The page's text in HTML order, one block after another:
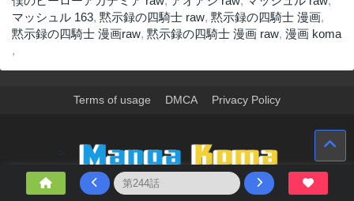
マッシュル 163, 黙示録の四騎士 raw, 黙示録の四騎士 漫画,
黙示録の四騎士 漫画raw, 黙示録の四騎士 漫画 raw, 漫画 koma
,
Terms of usage DMCA Privacy Policy
ウェブサイト上のすべての情報と画像は、インターネット上で収集されま